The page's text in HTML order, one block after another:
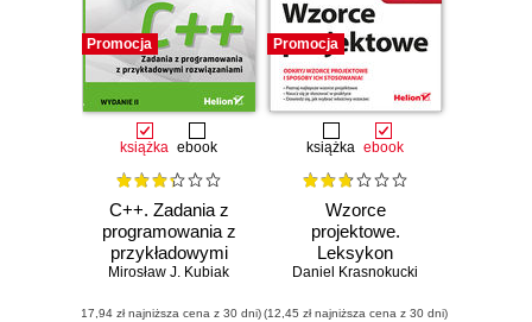
Promocja
książka ebook
C++. Zadania z
programowania z
przykładowymi
rozwiązaniami.
Mirosław J. Kubiak
(17,94 zł najniższa cena z 30 dni)
Promocja
książka ebook
Wzorce
projektowe.
Leksykon
kieszonkowy
Daniel Krasnokucki
(12,45 zł najniższa cena z 30 dni)